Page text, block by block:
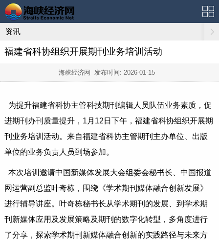
资讯
福建省科协组织开展期刊业务培训活动
海峡经济网 发布时间: 2026-01-15
为提升福建省科协主管科技期刊编辑人员队伍业务素质，促
进期刊办刊质量提升，1月12日下午，福建省科协组织开展期
刊业务培训活动。来自福建省科协主管期刊主办单位、出版
单位的业务负责人员到场参加。
本次培训邀请中国新媒体发展大会组委会秘书长、中国报道
网运营副总监叶奇栋，围绕《学术期刊媒体融合创新发展》
进行辅导讲座。叶奇栋秘书长从学术期刊的发展、到学术期
刊新媒体应用及发展策略及期刊的数字化转型，多角度进行
了分享，探索学术期刊新媒体融合创新的实践路径与未来方